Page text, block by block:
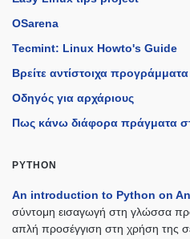
OSarena
Tecmint: Linux Howto's Guide
Βρείτε αντίστοιχα
Οδηγός για αρχάριους
Πως κάνω διάφορα πράγματα
PYTHON
An introduction to Python on
σύντομη εισαγωγή στη γλώσσα
απλή προσέγγιση στη χρήση της